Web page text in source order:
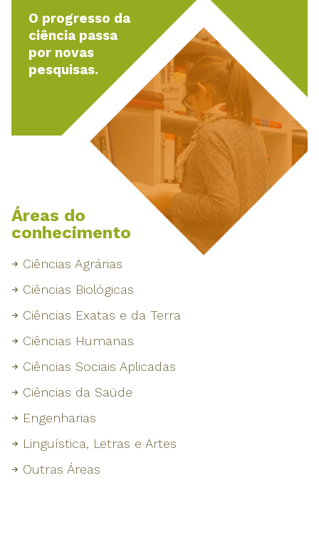
O progresso da
ciência passa
por novas
pesquisas.
Áreas do
conhecimento
Ciências Agrárias
Ciências Biológicas
Ciências Exatas e da Terra
Ciências Humanas
Ciências Sociais Aplicadas
Ciências da Saúde
Engenharias
Linguística, Letras e Artes
Outras Áreas